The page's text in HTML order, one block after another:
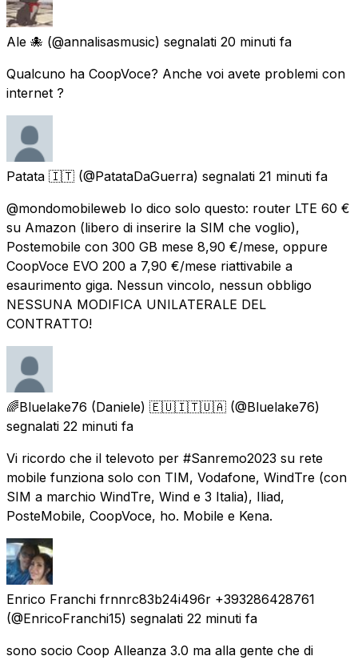
Ale 🐙 (@annalisasmusic) segnalati 20 minuti fa
Qualcuno ha CoopVoce? Anche voi avete problemi con
internet ?
Patata 🇮🇹 (@PatataDaGuerra) segnalati 21 minuti fa
@mondomobileweb Io dico solo questo: router LTE 60 €
su Amazon (libero di inserire la SIM che voglio),
Postemobile con 300 GB mese 8,90 €/mese, oppure
CoopVoce EVO 200 a 7,90 €/mese riattivabile a
esaurimento giga. Nessun vincolo, nessun obbligo
NESSUNA MODIFICA UNILATERALE DEL
CONTRATTO!
🌈Bluelake76 (Daniele) 🇪🇺🇮🇹🇺🇦 (@Bluelake76)
segnalati 22 minuti fa
Vi ricordo che il televoto per #Sanremo2023 su rete
mobile funziona solo con TIM, Vodafone, WindTre (con
SIM a marchio WindTre, Wind e 3 Italia), Iliad,
PosteMobile, CoopVoce, ho. Mobile e Kena.
Enrico Franchi frnnrc83b24i496r +393286428761
(@EnricoFranchi15) segnalati 22 minuti fa
sono socio Coop Alleanza 3.0 ma alla gente che di